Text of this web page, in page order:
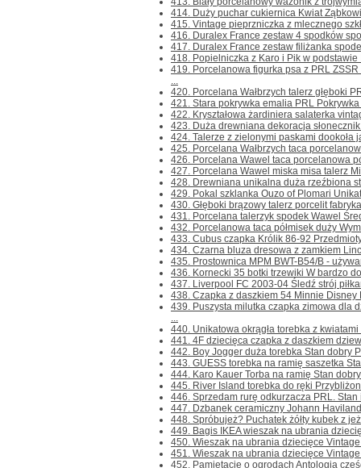
414. Duży puchar cukiernica Kwiat
415. Vintage pieprzniczka z mlecznego
416. Duralex France zestaw 4 spodków
417. Duralex France zestaw filiżanka
418. Popielniczka z Karo i Pik w
419. Porcelanowa figurka psa z PRL
...
420. Porcelana Wałbrzych talerz głęboki
421. Stara pokrywka emalia PRL
422. Kryształowa żardiniera salaterka
423. Duża drewniana dekoracja
424. Talerze z zielonymi paskami dookoła
425. Porcelana Wałbrzych taca
426. Porcelana Wawel taca porcelanowa
427. Porcelana Wawel miska misa talerz
428. Drewniana unikalna duża rzeźbiona
429. Pokal szklanka Ouzo of Plomari
430. Głęboki brązowy talerz porcelit
431. Porcelana talerzyk spodek Wawel
432. Porcelanowa taca półmisek duży
433. Cubus czapka Królik 86-92
434. Czarna bluza dresowa z zamkiem
435. Prostownica MPM BWT-B54/B -
436. Kornecki 35 botki trzewiki W bardzo
437. Liverpool FC 2003-04 Śledź strój
438. Czapka z daszkiem 54 Minnie Disney
439. Puszysta milutka czapka zimowa dla
...
440. Unikatowa okrągła torebka z
441. 4F dziecięca czapka z daszkiem
442. Boy Jogger duża torebka Stan dobry
443. GUESS torebka na ramię saszetka
444. Karo Kauer Torba na ramię Stan
445. River Island torebka do ręki
446. Sprzedam rurę odkurzacza PRL.
447. Dzbanek ceramiczny Johann
448. Spróbujeż? Puchatek żółty kubek z
449. Bagis IKEA wieszak na ubrania
450. Wieszak na ubrania dziecięce
451. Wieszak na ubrania dziecięce
452. Pamiętacie o ogrodach Antologia